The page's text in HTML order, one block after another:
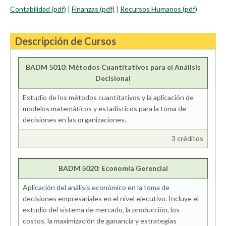
Contabilidad (pdf) | Finanzas (pdf) | Recursos Humanos (pdf)
Descripción de Cursos
BADM 5010: Métodos Cuantitativos para el Análisis
Decisional
Estudio de los métodos cuantitativos y la aplicación de
modelos matemáticos y estadísticos para la toma de
decisiones en las organizaciones.
3 créditos
BADM 5020: Economía Gerencial
Aplicación del análisis económico en la toma de
decisiones empresariales en el nivel ejecutivo. Incluye el
estudio del sistema de mercado, la producción, los
costos, la maximización de ganancia y estrategias